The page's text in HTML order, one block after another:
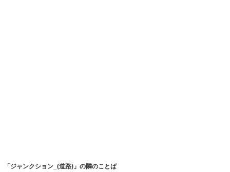
「ジャンクション_(道路)」の隣のことば